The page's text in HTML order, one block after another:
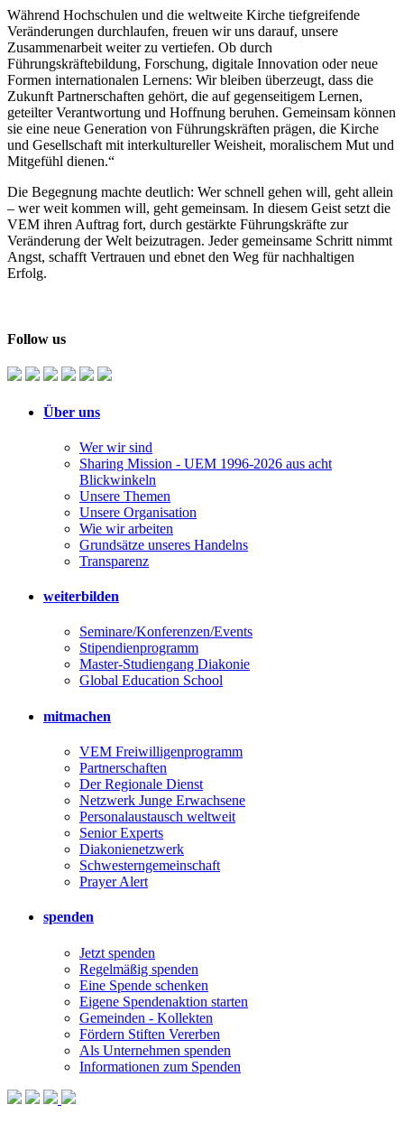
Während Hochschulen und die weltweite Kirche tiefgreifende
Veränderungen durchlaufen, freuen wir uns darauf, unsere
Zusammenarbeit weiter zu vertiefen. Ob durch
Führungskräftebildung, Forschung, digitale Innovation oder neue
Formen internationalen Lernens: Wir bleiben überzeugt, dass die
Zukunft Partnerschaften gehört, die auf gegenseitigem Lernen,
geteilter Verantwortung und Hoffnung beruhen. Gemeinsam können
sie eine neue Generation von Führungskräften prägen, die Kirche
und Gesellschaft mit interkultureller Weisheit, moralischem Mut und
Mitgefühl dienen.“
Die Begegnung machte deutlich: Wer schnell gehen will, geht allein
– wer weit kommen will, geht gemeinsam. In diesem Geist setzt die
VEM ihren Auftrag fort, durch gestärkte Führungskräfte zur
Veränderung der Welt beizutragen. Jeder gemeinsame Schritt nimmt
Angst, schafft Vertrauen und ebnet den Weg für nachhaltigen
Erfolg.
Follow us
Über uns
Wer wir sind
Sharing Mission - UEM 1996-2026 aus acht
Blickwinkeln
Unsere Themen
Unsere Organisation
Wie wir arbeiten
Grundsätze unseres Handelns
Transparenz
weiterbilden
Seminare/Konferenzen/Events
Stipendienprogramm
Master-Studiengang Diakonie
Global Education School
mitmachen
VEM Freiwilligenprogramm
Partnerschaften
Der Regionale Dienst
Netzwerk Junge Erwachsene
Personalaustausch weltweit
Senior Experts
Diakonienetzwerk
Schwesterngemeinschaft
Prayer Alert
spenden
Jetzt spenden
Regelmäßig spenden
Eine Spende schenken
Eigene Spendenaktion starten
Gemeinden - Kollekten
Fördern Stiften Vererben
Als Unternehmen spenden
Informationen zum Spenden